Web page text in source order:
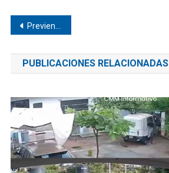
Navegación
de
entradas
Previenen a estudiantes de ad1cc1on3s en secundaria de Jamiltepec
PUBLICACIONES RELACIONADAS